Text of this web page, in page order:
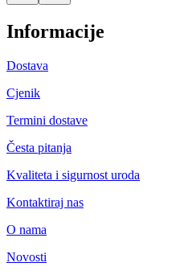
Informacije
Dostava
Cjenik
Termini dostave
Česta pitanja
Kvaliteta i sigurnost uroda
Kontaktiraj nas
O nama
Novosti